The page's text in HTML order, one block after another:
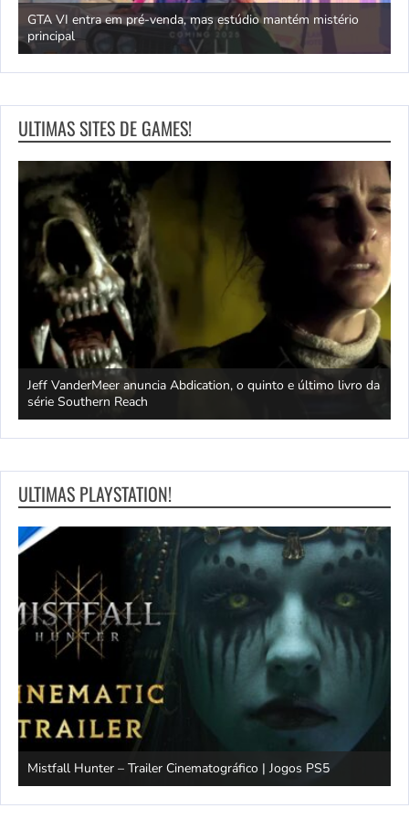
GTA VI entra em pré-venda, mas estúdio mantém mistério
principal
ULTIMAS SITES DE GAMES!
Jeff VanderMeer anuncia Abdication, o quinto e último livro da
série Southern Reach
ULTIMAS PLAYSTATION!
Mistfall Hunter – Trailer Cinematográfico | Jogos PS5